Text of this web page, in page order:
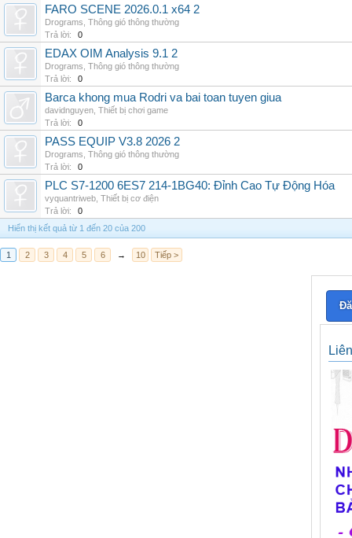
FARO SCENE 2026.0.1 x64 2
Drograms Thông gió thông thường
Trả lời:
0
EDAX OIM Analysis 9.1 2
Drograms Thông gió thông thường
Trả lời:
0
Barca khong mua Rodri va bai toan tuyen giua
davidnguyen Thiết bị chơi game
Trả lời:
0
PASS EQUIP V3.8 2026 2
Drograms Thông gió thông thường
Trả lời:
0
PLC S7-1200 6ES7 214-1BG40: Đỉnh Cao Tự Động Hóa
vyquantriweb Thiết bị cơ điện
Trả lời:
0
Hiển thị kết quả từ 1 đến 20 của 200
1 2 3 4 5 6 → 10 Tiếp >